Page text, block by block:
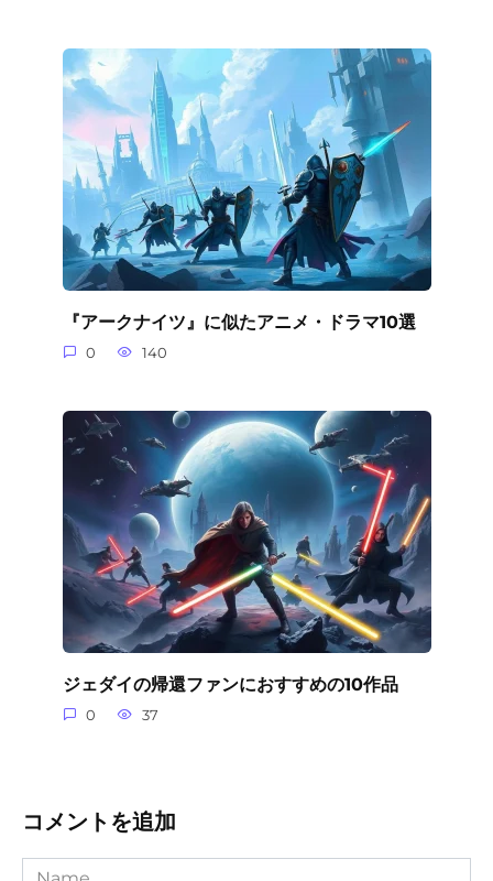
『アークナイツ』に似たアニメ・ドラマ10選
0 140
ジェダイの帰還ファンにおすすめの10作品
0 37
コメントを追加
Name